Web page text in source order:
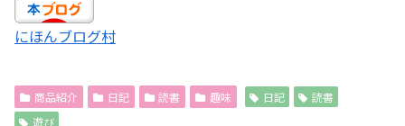
にほんブログ村
商品紹介 日記 読書 趣味 日記
読書
遊び